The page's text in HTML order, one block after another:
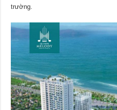
trường.